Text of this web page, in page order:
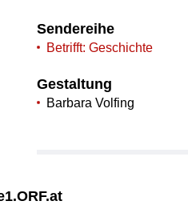
Sendereihe
Betrifft: Geschichte
Gestaltung
Barbara Volfing